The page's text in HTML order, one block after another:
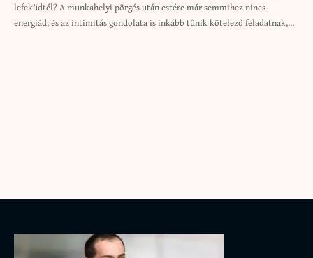
lefeküdtél? A munkahelyi pörgés után estére már semmihez nincs
energiád, és az intimitás gondolata is inkább tűnik kötelező feladatnak,…